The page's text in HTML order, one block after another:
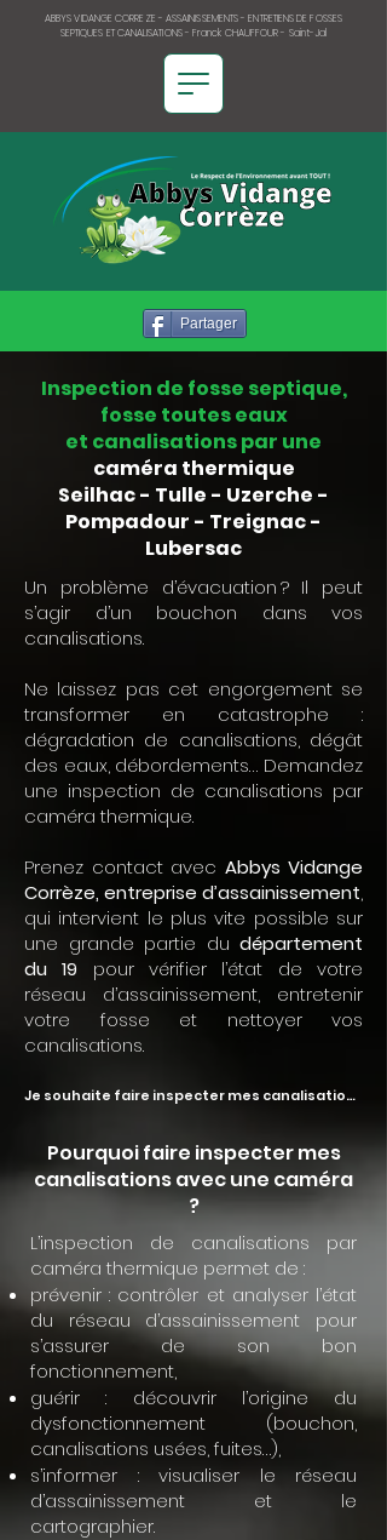
ABBYS VIDANGE CORREZE - ASSAINISSEMENTS - ENTRETIENS DE FOSSES
SEPTIQUES ET CANALISATIONS - Franck CHAUFFOUR - Saint-Jal
Partager
Inspection de fosse septique,
fosse toutes eaux
et canalisations par une
caméra thermique
Seilhac- Tulle - Uzerche -
Pompadour - Treignac-
Lubersac
Un problème d’évacuation ? Il peut
s’agir d’un bouchon dans vos
canalisations.
Ne laissez pas cet engorgement se
transformer en catastrophe :
dégradation de canalisations, dégât
des eaux, débordements… Demandez
une inspection de canalisations par
caméra thermique.
Prenez contact avec Abbys Vidange
Corrèze, entreprise d’assainissement,
qui intervient le plus vite possible sur
une grande partie du département
du 19 pour vérifier l’état de votre
réseau d’assainissement, entretenir
votre fosse et nettoyer vos
canalisations.
Je souhaite faire inspecter mes canalisations
Pourquoi faire inspecter mes
canalisations avec une caméra
?
L’inspection de canalisations par
caméra thermique permet de :
prévenir : contrôler et analyser l’état
du réseau d’assainissement pour
s’assurer de son bon
fonctionnement,
guérir : découvrir l’origine du
dysfonctionnement (bouchon,
canalisations usées, fuites…),
s’informer : visualiser le réseau
d’assainissement et le
cartographier.